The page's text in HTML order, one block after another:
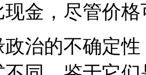
金，尽管价
政治的不确定